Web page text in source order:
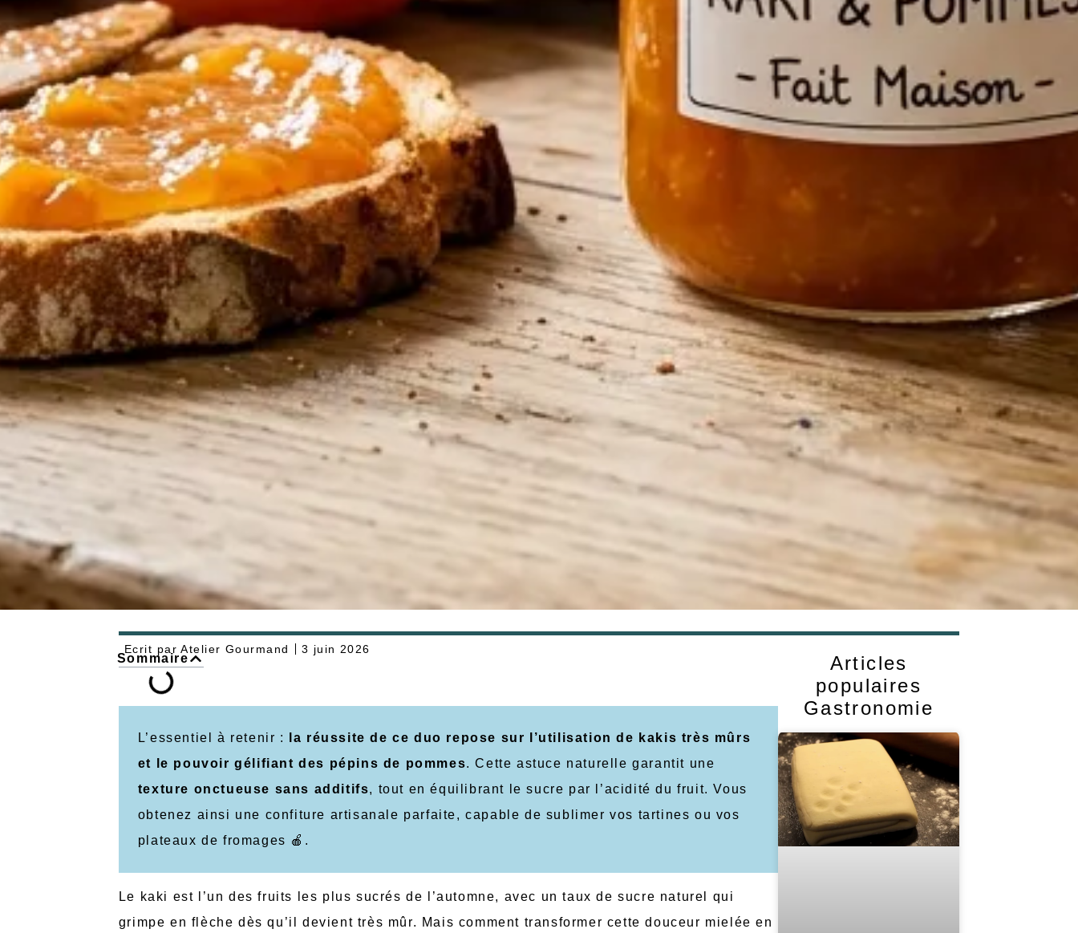
Ecrit par Atelier Gourmand 3 juin 2026
Sommaire
L’essentiel à retenir :
la réussite de ce duo repose sur l’utilisation de kakis très mûrs
et le pouvoir gélifiant des pépins de pommes. Cette astuce naturelle garantit une
texture onctueuse sans additifs, tout en équilibrant le sucre par l’acidité du fruit. Vous
obtenez ainsi une confiture artisanale parfaite, capable de sublimer vos tartines ou vos
plateaux de fromages 🍎.
Le kaki est l’un des fruits les plus sucrés de l’automne, avec un taux de sucre naturel qui
grimpe en flèche dès qu’il devient très mûr. Mais comment transformer cette douceur mielée en
Articles
populaires
Gastronomie